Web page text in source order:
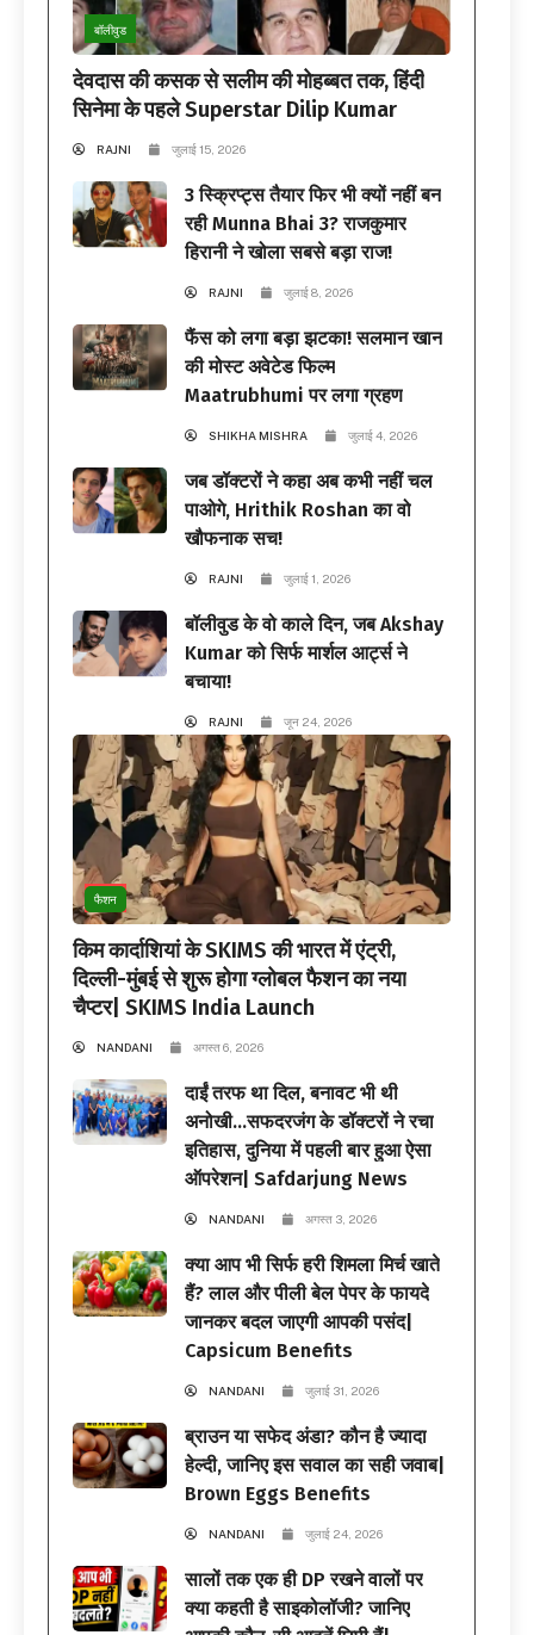
बॉलीवुड
देवदास की कसक से सलीम की मोहब्बत तक, हिंदी
सिनेमा के पहले Superstar Dilip Kumar
RAJNI जुलाई 15, 2026
3 स्क्रिप्ट्स तैयार फिर भी क्यों नहीं बन
रही Munna Bhai 3? राजकुमार
हिरानी ने खोला सबसे बड़ा राज!
RAJNI जुलाई 8, 2026
फैंस को लगा बड़ा झटका! सलमान खान
की मोस्ट अवेटेड फिल्म
Maatrubhumi पर लगा ग्रहण
SHIKHA MISHRA जुलाई 4, 2026
जब डॉक्टरों ने कहा अब कभी नहीं चल
पाओगे, Hrithik Roshan का वो
खौफनाक सच!
RAJNI जुलाई 1, 2026
बॉलीवुड के वो काले दिन, जब Akshay
Kumar को सिर्फ मार्शल आर्ट्स ने
बचाया!
RAJNI जून 24, 2026
फैशन
किम कार्दाशियां के SKIMS की भारत में एंट्री,
दिल्ली-मुंबई से शुरू होगा ग्लोबल फैशन का नया
चैप्टर| SKIMS India Launch
NANDANI अगस्त 6, 2026
दाईं तरफ था दिल, बनावट भी थी
अनोखी…सफदरजंग के डॉक्टरों ने रचा
इतिहास, दुनिया में पहली बार हुआ ऐसा
ऑपरेशन| Safdarjung News
NANDANI अगस्त 3, 2026
क्या आप भी सिर्फ हरी शिमला मिर्च खाते
हैं? लाल और पीली बेल पेपर के फायदे
जानकर बदल जाएगी आपकी पसंद|
Capsicum Benefits
NANDANI जुलाई 31, 2026
ब्राउन या सफेद अंडा? कौन है ज्यादा
हेल्दी, जानिए इस सवाल का सही जवाब|
Brown Eggs Benefits
NANDANI जुलाई 24, 2026
सालों तक एक ही DP रखने वालों पर
क्या कहती है साइकोलॉजी? जानिए